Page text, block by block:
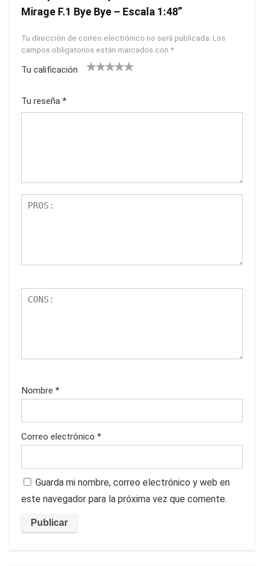
Mirage F.1 Bye Bye – Escala 1:48”
Tu dirección de correo electrónico no será publicada. Los
campos obligatorios están marcados con *
Tu calificación
Tu reseña *
Nombre *
Correo electrónico *
Guarda mi nombre, correo electrónico y web en
este navegador para la próxima vez que comente.